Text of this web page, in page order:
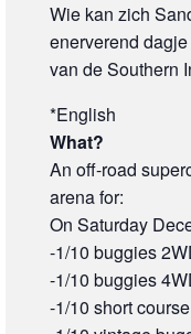
Wie kan zich
enerverend
van de Southern
*English
What?
An off-road
arena for:
On Saturday
-1/10 buggies
-1/10 buggies
-1/10 short course